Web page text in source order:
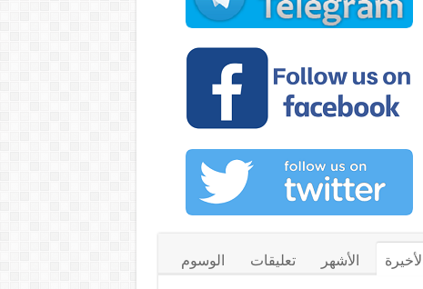
الأخيرة الأشهر تعليقات الوسوم